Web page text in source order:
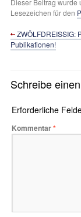
Dieser Beitrag wurde
Lesezeichen für den
ZWÖLFDREISSIG:
Publikationen!
Schreibe
Erforderliche
Kommentar*